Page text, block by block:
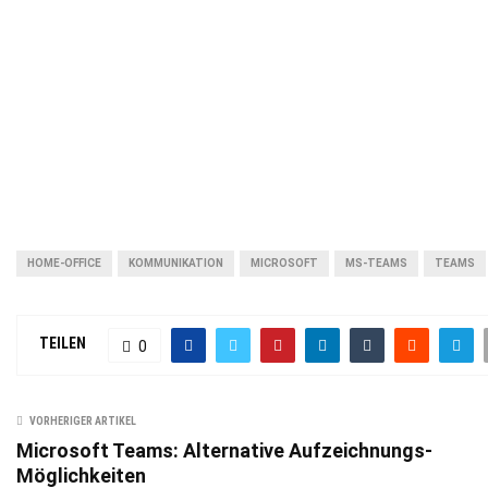
HOME-OFFICE KOMMUNIKATION MICROSOFT MS-TEAMS TEAMS
TEILEN 0
VORHERIGER ARTIKEL
Microsoft Teams: Alternative Aufzeichnungs-
Möglichkeiten